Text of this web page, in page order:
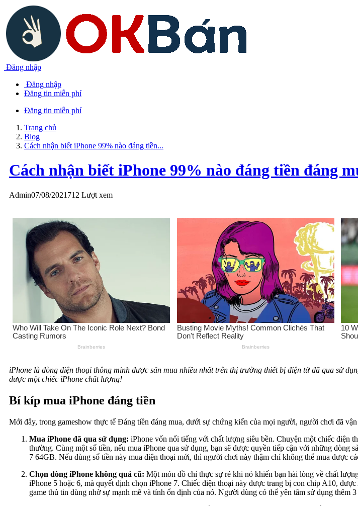
Đăng nhập
Đăng nhập
Đăng tin miễn phí
Đăng tin miễn phí
Trang chủ
Blog
Cách nhận biết iPhone 99% nào đáng tiền...
Cách nhận biết iPhone 99% nào đáng tiền đáng
Admin07/08/2021 712 Lượt xem
iPhone là dòng điện thoại thông minh được săn mua nhiều nhất trên thị trường thiết bị điện tử đã qua sử
được một chiếc iPhone chất lượng!
Bí kíp mua iPhone đáng tiền
Mới đây, trong gameshow thực tế Đáng tiền đáng mua, dưới sự chứng kiến của mọi người, người chơi đã
Mua iPhone đã qua sử dụng: iPhone vốn nổi tiếng với chất lượng siêu bền. Chuyện một chiếc điện
thường. Cùng một số tiền, nếu mua iPhone qua sử dụng, bạn sẽ được quyền tiếp cận với những
7 64GB. Nếu dùng số tiền này mua điện thoại mới, thì người chơi này thậm chí không thể mua được
Chọn dòng iPhone không quá cũ: Một món đồ chỉ thực sự rẻ khi nó khiến bạn hài lòng về chất
iPhone 5 hoặc 6, mà quyết định chọn iPhone 7. Chiếc điện thoại này được trang bị con chip A10,
game thủ tin dùng nhờ sự mạnh mẽ và tính ổn định của nó. Người dùng có thể yên tâm sử dụng thêm